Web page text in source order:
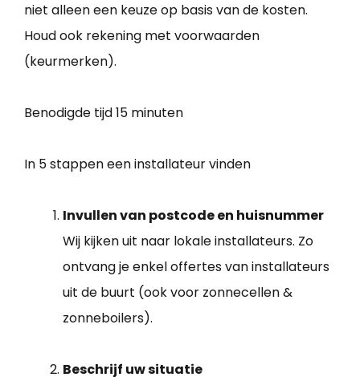
niet alleen een keuze op basis van de kosten.
Houd ook rekening met voorwaarden
(keurmerken).
Benodigde tijd15 minuten
In 5 stappen een installateur vinden
Invullen van postcode en huisnummer
Wij kijken uit naar lokale installateurs. Zo
ontvang je enkel offertes van installateurs
uit de buurt (ook voor zonnecellen &
zonneboilers).
Beschrijf uw situatie